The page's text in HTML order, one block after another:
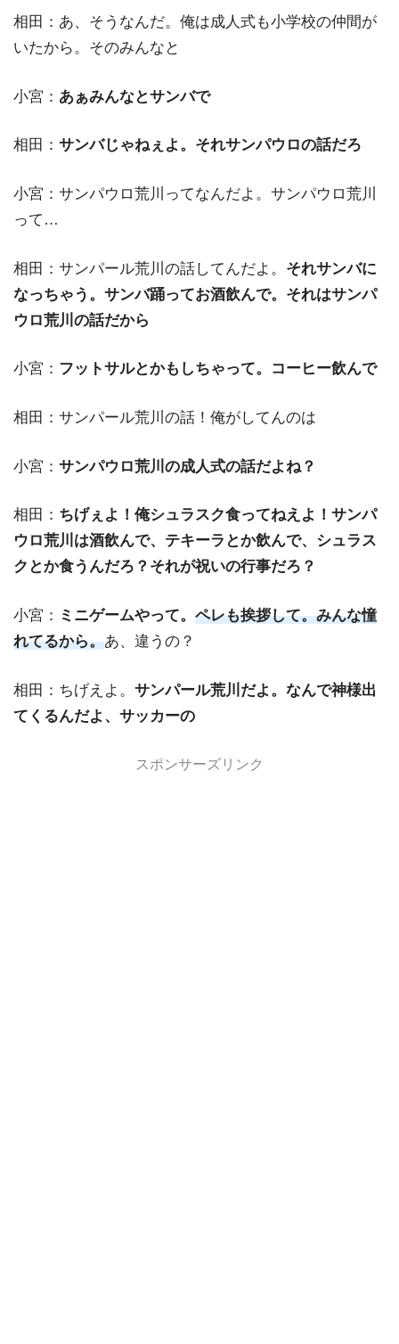
相田：あ、そうなんだ。俺は成人式も小学校の仲間が
いたから。そのみんなと
小宮： あぁみんなとサンバで
相田： サンバじゃねぇよ。それサンパウロの話だろ
小宮：サンパウロ荒川ってなんだよ。サンパウロ荒川
って…
相田：サンパール荒川の話してんだよ。 それサンバに
なっちゃう。サンバ踊ってお酒飲んで。それはサンパ
ウロ荒川の話だから
小宮： フットサルとかもしちゃって。コーヒー飲んで
相田：サンパール荒川の話！俺がしてんのは
小宮： サンパウロ荒川の成人式の話だよね？
相田： ちげぇよ！俺シュラスク食ってねえよ！サンパ
ウロ荒川は酒飲んで、テキーラとか飲んで、シュラス
クとか食うんだろ？それが祝いの行事だろ？
小宮： ミニゲームやって。 ペレも挨拶して。みんな憧
れてるから。あ、違うの？
相田：ちげえよ。 サンパール荒川だよ。なんで神様出
てくるんだよ、サッカーの
スポンサーズリンク